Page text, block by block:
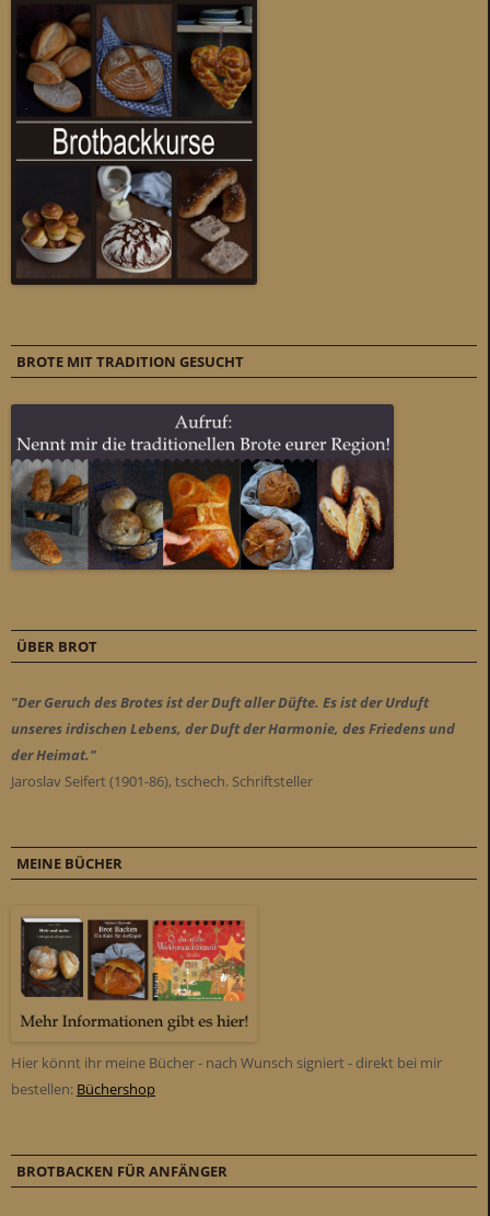
BROTE MIT TRADITION GESUCHT
ÜBER BROT
"Der Geruch des Brotes ist der Duft aller Düfte. Es ist der Urduft
unseres irdischen Lebens, der Duft der Harmonie, des Friedens und
der Heimat."
Jaroslav Seifert (1901-86), tschech. Schriftsteller
MEINE BÜCHER
Hier könnt ihr meine Bücher - nach Wunsch signiert - direkt bei mir
bestellen: Büchershop
BROTBACKEN FÜR ANFÄNGER